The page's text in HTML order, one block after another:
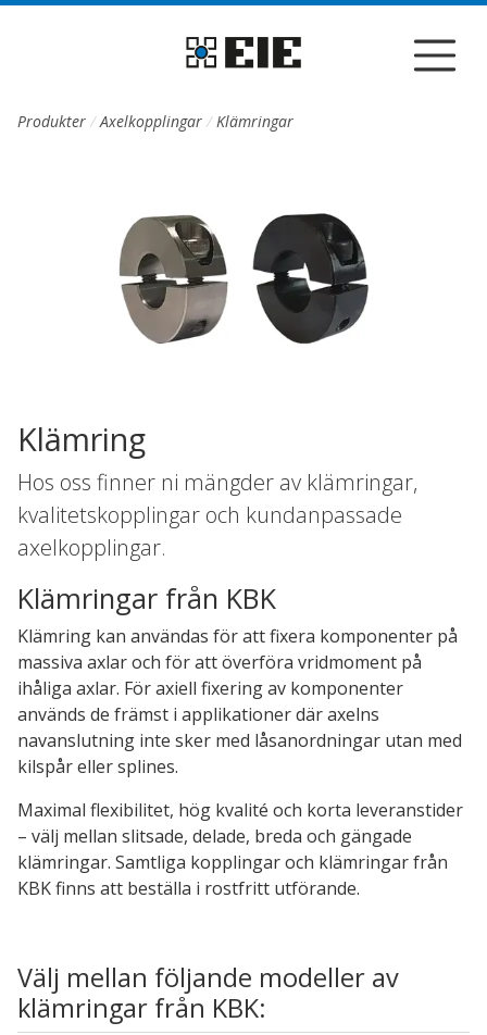
Till sidans huvudinnehåll
Produkter Axelkopplingar Klämringar
Klämring
Hos oss finner ni mängder av klämringar,
kvalitetskopplingar och kundanpassade
axelkopplingar.
Klämringar från KBK
Klämring kan användas för att fixera komponenter på
massiva axlar och för att överföra vridmoment på
ihåliga axlar. För axiell fixering av komponenter
används de främst i applikationer där axelns
navanslutning inte sker med låsanordningar utan med
kilspår eller splines.
Maximal flexibilitet, hög kvalité och korta leveranstider
– välj mellan slitsade, delade, breda och gängade
klämringar. Samtliga kopplingar och klämringar från
KBK finns att beställa i rostfritt utförande.
Välj mellan följande modeller av
klämringar från KBK: